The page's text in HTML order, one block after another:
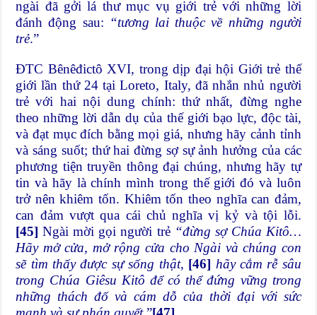
ngài đã gởi lá thư mục vụ giới trẻ với những lời
đánh động sau: “tương lai thuộc về những người
trẻ.”
ĐTC Bênêđictô XVI, trong dịp đại hội Giới trẻ thế
giới lần thứ 24 tại Loreto, Italy, đã nhắn nhủ người
trẻ với hai nội dung chính: thứ nhất, đừng nghe
theo những lời dẫn dụ của thế giới bạo lực, độc tài,
và đạt mục đích bằng mọi giá, nhưng hãy cảnh tỉnh
và sáng suốt; thứ hai đừng sợ sự ảnh hưởng của các
phương tiện truyền thông đại chúng, nhưng hãy tự
tin và hãy là chính mình trong thế giới đó và luôn
trở nên khiêm tốn. Khiêm tốn theo nghĩa can đảm,
can đảm vượt qua cái chủ nghĩa vị kỷ và tội lỗi.
[45] Ngài mời gọi người trẻ “đừng sợ Chúa Kitô…
Hãy mở cửa, mở rộng cửa cho Ngài và chúng con
sẽ tìm thấy được sự sống thật, [46] hãy cắm rễ sâu
trong Chúa Giêsu Kitô để có thể đứng vững trong
những thách đố và cám dỗ của thời đại với sức